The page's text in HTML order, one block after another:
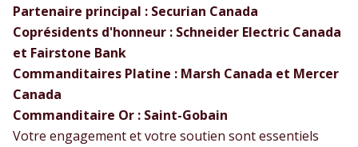
Partenaire principal : Securian Canada
Coprésidents d'honneur : Schneider Electric Canada
et Fairstone Bank
Commanditaires Platine : Marsh Canada et Mercer
Canada
Commanditaire Or : Saint-Gobain
Votre engagement et votre soutien sont essentiels